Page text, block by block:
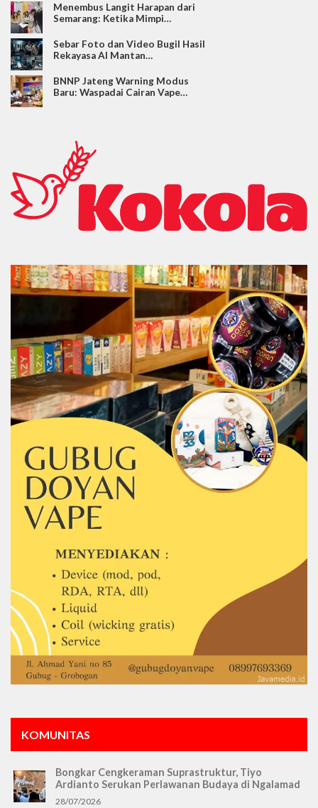
Menembus Langit Harapan dari
Semarang: Ketika Mimpi…
Sebar Foto dan Video Bugil Hasil
Rekayasa AI Mantan…
BNNP Jateng Warning Modus
Baru: Waspadai Cairan Vape…
KOMUNITAS
Bongkar Cengkeraman Suprastruktur, Tiyo
Ardianto Serukan Perlawanan Budaya di Ngalamad
28/07/2026